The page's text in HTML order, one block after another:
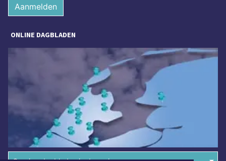
Aanmelden
ONLINE DAGBLADEN